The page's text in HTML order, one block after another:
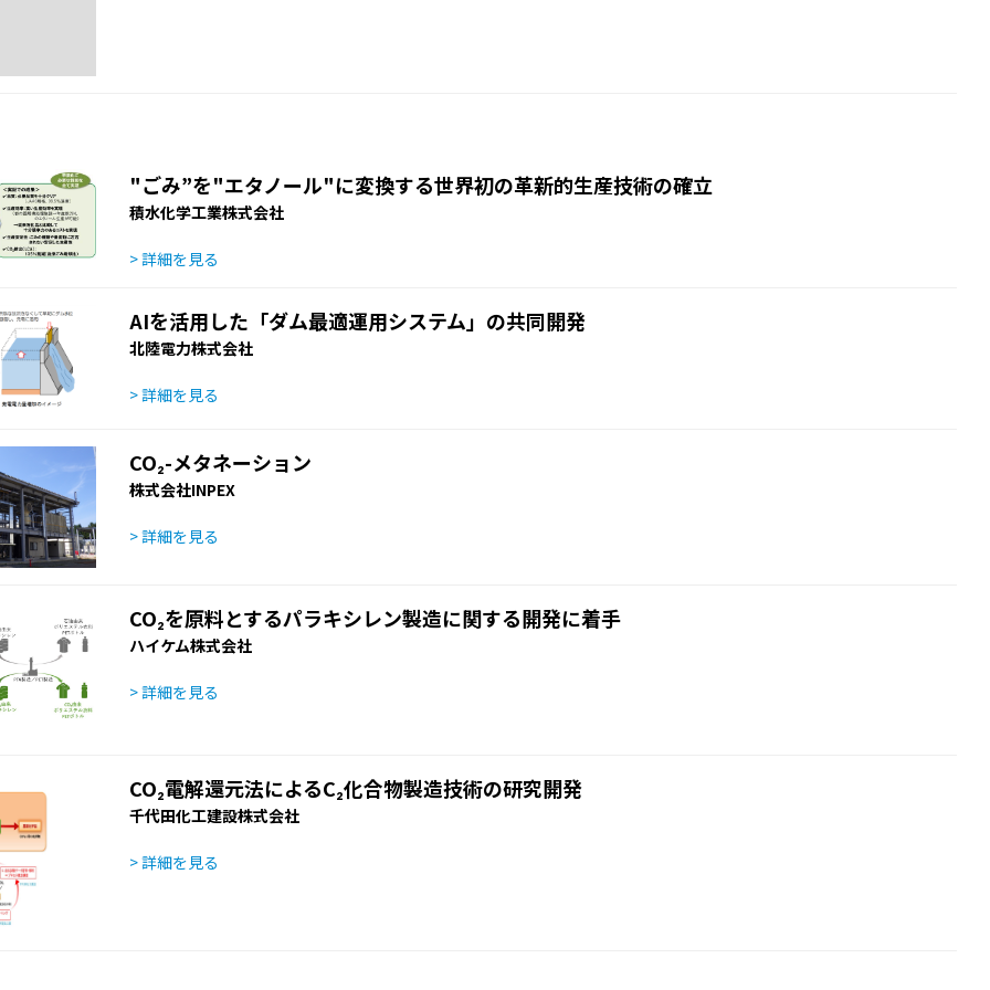
"ごみ”を"エタノール"に変換する世界初の革新的生産技術の確立
積水化学工業株式会社
> 詳細を見る
AIを活用した「ダム最適運用システム」の共同開発
北陸電力株式会社
> 詳細を見る
CO₂-メタネーション
株式会社INPEX
> 詳細を見る
CO₂を原料とするパラキシレン製造に関する開発に着手
ハイケム株式会社
> 詳細を見る
CO₂電解還元法によるC₂化合物製造技術の研究開発
千代田化工建設株式会社
> 詳細を見る